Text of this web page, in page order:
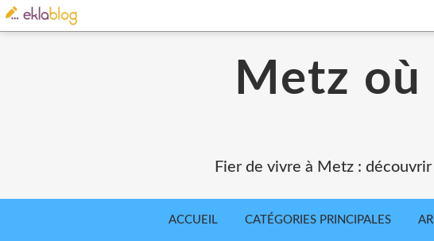
Metz
Fier de vivre à Metz :
ACCUEIL CATÉGORIES PRINCIPALES